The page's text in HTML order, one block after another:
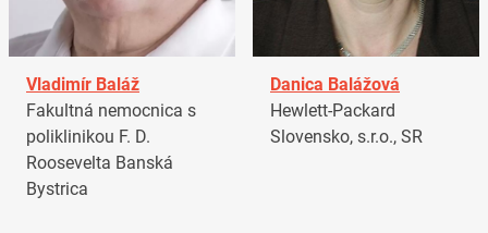
Vladimír Baláž
Fakultná nemocnica s
poliklinikou F. D.
Roosevelta Banská
Bystrica
Danica Balážová
Hewlett-Packard
Slovensko, s.r.o., SR